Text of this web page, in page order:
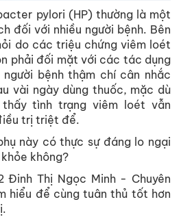
pylori (HP) thường là một
đối với nhiều người bệnh. Bên
do các triệu chứng viêm loét
phải đối mặt với các tác dụng
bệnh thậm chí cân nhắc
vài ngày dùng thuốc, mặc dù
tình trạng viêm loét vẫn
trị triệt để.
này có thực sự đáng lo ngại
không?
Đinh Thị Ngọc Minh - Chuyên
hiểu để cùng tuân thủ tốt hơn